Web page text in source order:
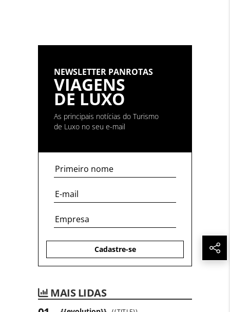
NEWSLETTER PANROTAS
VIAGENS
DE LUXO
As principais notícias do Turismo
de Luxo no seu e-mail
Cadastre-se
MAIS LIDAS